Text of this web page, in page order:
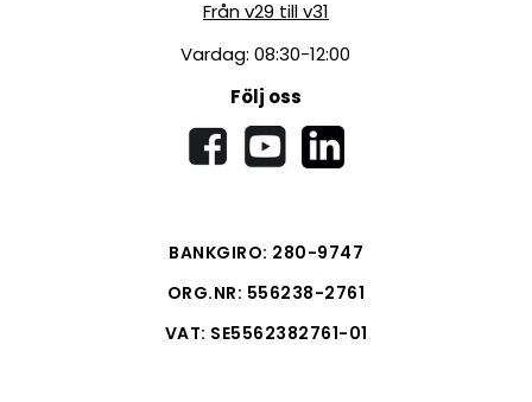
Från v29 till v31
Vardag: 08:30-12:00
Följ oss
BANKGIRO: 280-9747
ORG.NR: 556238-2761
VAT: SE5562382761-01